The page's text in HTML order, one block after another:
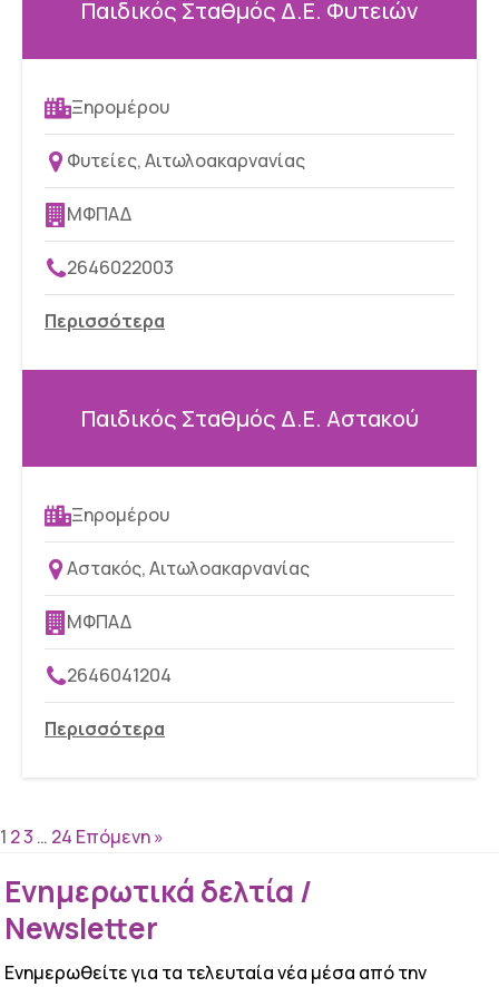
Παιδικός Σταθμός Δ.Ε. Φυτειών
Ξηρομέρου
Φυτείες, Αιτωλοακαρνανίας
ΜΦΠΑΔ
2646022003
Περισσότερα
Παιδικός Σταθμός Δ.Ε. Αστακού
Ξηρομέρου
Αστακός, Αιτωλοακαρνανίας
ΜΦΠΑΔ
2646041204
Περισσότερα
1 23 … 24 Επόμενη »
Ενημερωτικά δελτία /
Newsletter
Ενημερωθείτε για τα τελευταία νέα μέσα από την